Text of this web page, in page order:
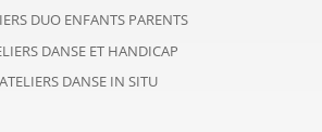
DUO ENFANTS PARENTS
DANSE ET HANDICAP
ATELIERS DANSE IN SITU